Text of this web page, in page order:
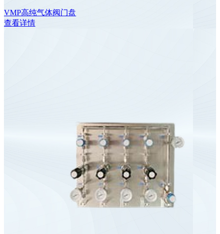
VMP高纯气体阀门盘
查看详情